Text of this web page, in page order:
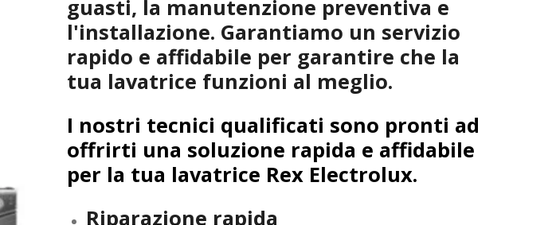
guasti, la manutenzione preventiva e
l'installazione. Garantiamo un servizio
rapido e affidabile per garantire che la
tua lavatrice funzioni al meglio.
I nostri tecnici qualificati sono pronti ad
offrirti una soluzione rapida e affidabile
per la tua lavatrice Rex Electrolux.
Riparazione rapida